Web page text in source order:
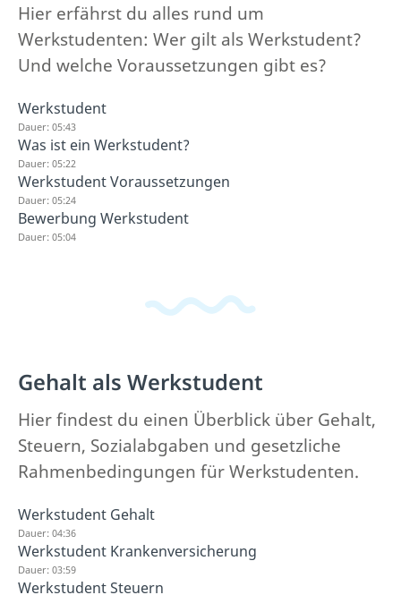
Hier erfährst du alles rund um
Werkstudenten: Wer gilt als Werkstudent?
Und welche Voraussetzungen gibt es?
Werkstudent
Dauer: 05:43
Was ist ein Werkstudent?
Dauer: 05:22
Werkstudent Voraussetzungen
Dauer: 05:24
Bewerbung Werkstudent
Dauer: 05:04
Gehalt als Werkstudent
Hier findest du einen Überblick über Gehalt,
Steuern, Sozialabgaben und gesetzliche
Rahmenbedingungen für Werkstudenten.
Werkstudent Gehalt
Dauer: 04:36
Werkstudent Krankenversicherung
Dauer: 03:59
Werkstudent Steuern